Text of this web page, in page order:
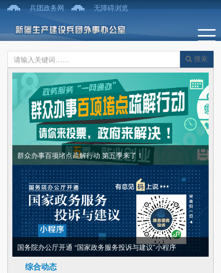
兵团政务网 无障碍浏览
搜索
群众办事百项堵点疏解行动 第五季来了！
国务院办公厅开通 “国家政务服务投诉与建议”小程序
综合动态